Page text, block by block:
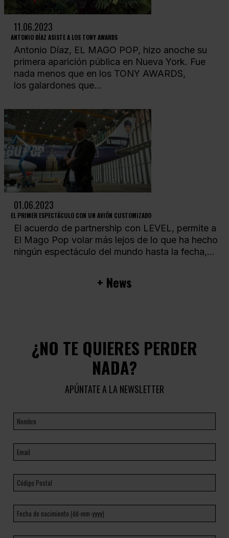
11.06.2023
ANTONIO DÍAZ ASISTE A LOS TONY AWARDS
Antonio Díaz, EL MAGO POP, hizo anoche su
primera aparición pública en Nueva York. Fue
nada menos que en los TONY AWARDS,
los galardones que...
01.06.2023
EL PRIMER ESPECTÁCULO CON UN AVIÓN CUSTOMIZADO
El acuerdo de partnership con LEVEL, permite a
El Mago Pop volar más lejos de lo que ha hecho
ningún espectáculo del mundo hasta la fecha,...
+ News
¿NO TE QUIERES PERDER
NADA?
APÚNTATE A LA NEWSLETTER